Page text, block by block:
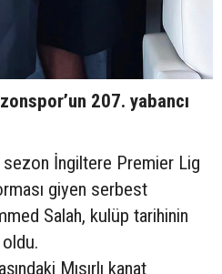
207. yabancı
İngiltere Premier Lig
giyen serbest
Salah, kulüp tarihinin
Mısırlı kanat